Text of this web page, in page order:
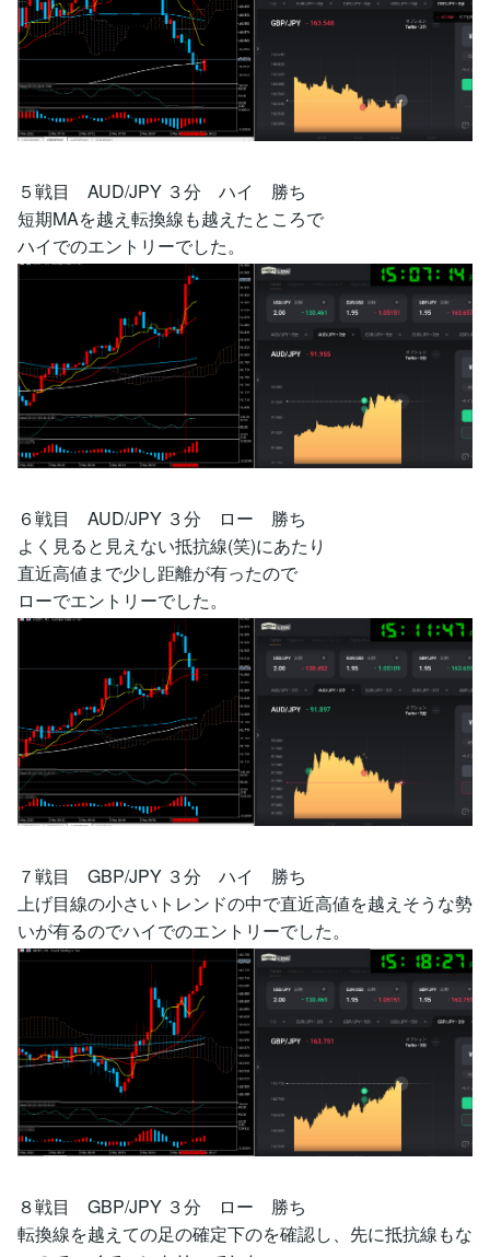
５戦目 AUD/JPY ３分 ハイ 勝ち
短期MAを越え転換線も越えたところで
ハイでのエントリーでした。
６戦目 AUD/JPY ３分 ロー 勝ち
よく見ると見えない抵抗線(笑)にあたり
直近高値まで少し距離が有ったので
ローでエントリーでした。
７戦目 GBP/JPY ３分 ハイ 勝ち
上げ目線の小さいトレンドの中で直近高値を越えそうな勢
いが有るのでハイでのエントリーでした。
８戦目 GBP/JPY ３分 ロー 勝ち
転換線を越えての足の確定下のを確認し、先に抵抗線もな